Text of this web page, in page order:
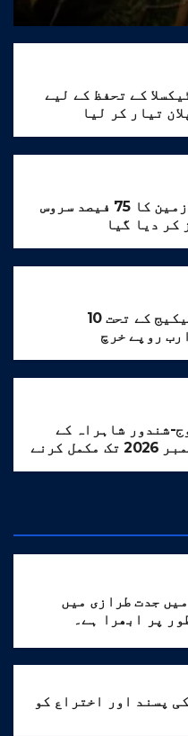
کے تحفظ کے لیے
تیار کر لیا
وفاقی سرکاری ملازمین کا 75 فیصد سروس
کر دیا گیا
کوہلو ترقیاتی پیکیج کے تحت 10
شندور شاہراہ کے
چاروں پیکیجز دسمبر 2026 تک مکمل کرنے
جدت طرازی میں
پر ابھرا ہے۔
پسند اور اختراع کو